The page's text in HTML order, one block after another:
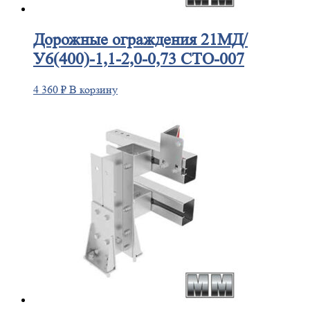
Дорожные ограждения 21МД/
У6(400)-1,1-2,0-0,73 СТО-007
4 360 ₽ В корзину